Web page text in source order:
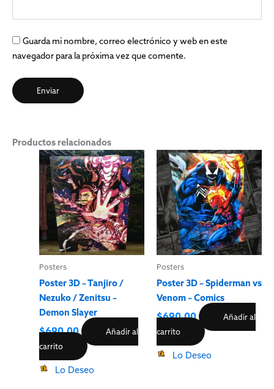
Guarda mi nombre, correo electrónico y web en este
navegador para la próxima vez que comente.
Productos relacionados
Posters
Poster 3D – Tanjiro /
Nezuko / Zenitsu –
Demon Slayer
$690.00
Añadir al
carrito
Lo Deseo
Posters
Poster 3D – Spiderman vs
Venom – Comics
$690.00
Añadir al
carrito
Lo Deseo